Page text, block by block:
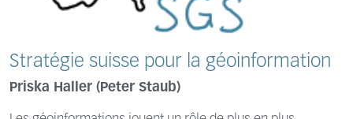
Stratégie suisse pour la géoinformation
Priska Haller (Peter Staub)